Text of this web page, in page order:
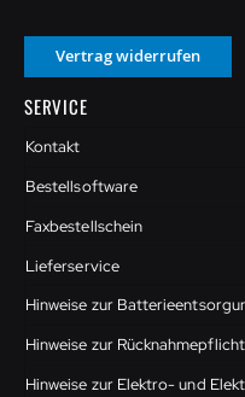
Vertrag widerrufen
SERVICE
Kontakt
Bestellsoftware
Faxbestellschein
Lieferservice
Hinweise zur
Hinweise zur
Hinweise zur Elektro- und